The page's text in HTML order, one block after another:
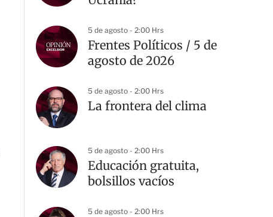
5 de agosto - 2:00 Hrs
Frentes Políticos / 5 de
agosto de 2026
5 de agosto - 2:00 Hrs
La frontera del clima
5 de agosto - 2:00 Hrs
Educación gratuita,
bolsillos vacíos
5 de agosto - 2:00 Hrs